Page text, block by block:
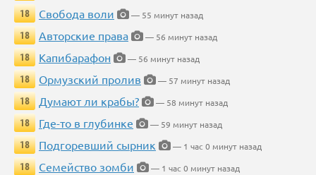
18
Свобода воли
— 55 минут назад
18
Авторские права
— 56 минут назад
18
Капибарафон
— 56 минут назад
18
Ормузский пролив
— 57 минут назад
18
Думают ли крабы?
— 58 минут назад
18
Где-то в глубинке
— 59 минут назад
18
Подгоревший сырник
— 1 час 0 минут назад
18
Семейство зомби — 1 час 0 минут назад